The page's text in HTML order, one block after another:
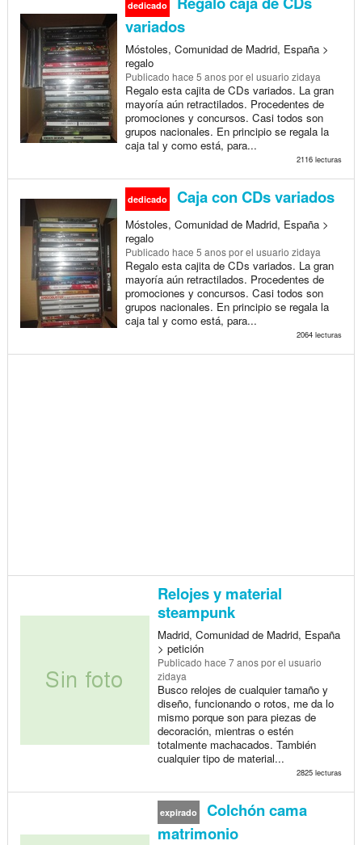
dedicado
variados
Móstoles, Comunidad de Madrid, España >
regalo
Publicado hace 5 anospor el usuario zidaya
Regalo esta cajita de CDs variados. La gran
mayoría aún retractilados. Procedentes de
promociones y concursos. Casi todos son
grupos nacionales. En principio se regala la
caja tal y como está, para...
2116 lecturas
dedicado Caja con CDs variados
Móstoles, Comunidad de Madrid, España >
regalo
Publicado hace 5 anospor el usuario zidaya
Regalo esta cajita de CDs variados. La gran
mayoría aún retractilados. Procedentes de
promociones y concursos. Casi todos son
grupos nacionales. En principio se regala la
caja tal y como está, para...
2064 lecturas
Relojes y material
steampunk
Madrid, Comunidad de Madrid, España
> petición
Publicado hace 7 anospor el usuario
zidaya
Busco relojes de cualquier tamaño y
diseño, funcionando o rotos, me da lo
mismo porque son para piezas de
decoración, mientras o estén
totalmente machacados. También
cualquier tipo de material...
2825 lecturas
expirado
Colchón cama
matrimonio